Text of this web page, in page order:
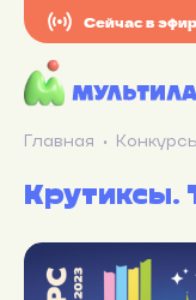
Главная
Крутиксы.